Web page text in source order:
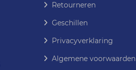
Retourneren
Geschillen
Privacyverklaring
Algemene voorwaarden